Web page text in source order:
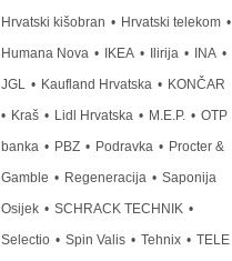
Hrvatski kišobran • Hrvatski telekom •
Humana Nova • IKEA • Ilirija • INA •
JGL • Kaufland Hrvatska • KONČAR
• Kraš • Lidl Hrvatska • M.E.P. • OTP
banka • PBZ • Podravka • Procter &
Gamble • Regeneracija • Saponija
Osijek • SCHRACK TECHNIK •
Selectio • Spin Valis • Tehnix • TELE